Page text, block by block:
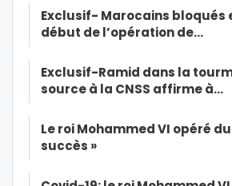
Exclusif- Marocains bloqués
début de l’opération de…
Exclusif-Ramid dans la
source à la CNSS affirme à…
Le roi Mohammed VI opéré
succès »